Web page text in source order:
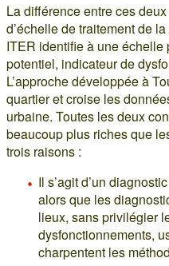
La différence entre ces
d’échelle de traitement de
ITER identifie à une
potentiel, indicateur de
L’approche développée à
quartier et croise les
urbaine. Toutes les deux
beaucoup plus riches que
trois raisons :
Il s’agit d’un
alors que les
lieux, sans privilégier
dysfonctionnements,
charpentent les